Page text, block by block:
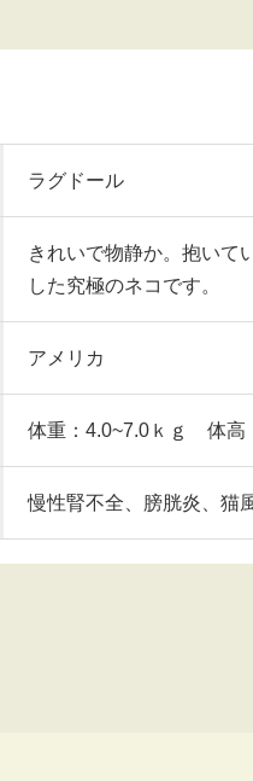
ラグドール
きれいで物静か。抱いて
した究極のネコです。
アメリカ
体重：4.0~7.0ｋｇ 体高
慢性腎不全、膀胱炎、猫